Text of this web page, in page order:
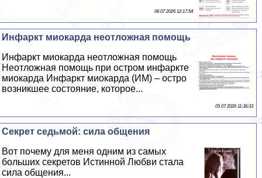
06 07 2026 12:17:54
Инфаркт миокарда неотложная помощь
Инфаркт миокарда неотложная помощь
Неотложная помощь при остром инфаркте
миокарда Инфаркт миокарда (ИМ) – остро
возникшее состояние, которое...
05 07 2026 11:36:33
Секрет седьмой: сила общения
Вот почему для меня одним из самых
больших секретов Истинной Любви стала
сила общения...